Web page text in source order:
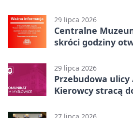
29 lipca 2026
Centralne
skróci godziny
29 lipca 2026
Przebudowa
Kierowcy stracą